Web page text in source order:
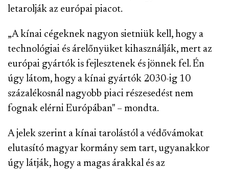
letarolják az európai piacot.
„A kínai cégeknek nagyon sietniük kell, hogy a
technológiai és árelőnyüket kihasználják, mert az
európai gyártók is fejlesztenek és jönnek fel. Én
úgy látom, hogy a kínai gyártók 2030-ig 10
százalékosnál nagyobb piaci részesedést nem
fognak elérni Európában" – mondta.
A jelek szerint a kínai tarolástól a védővámokat
elutasító magyar kormány sem tart, ugyanakkor
úgy látják, hogy a magas árakkal és az